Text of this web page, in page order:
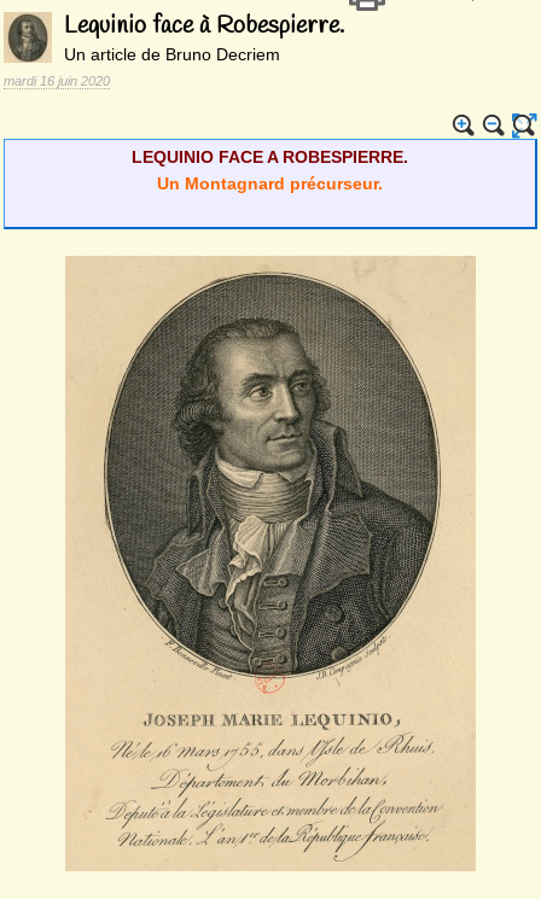
Lequinio face à Robespierre.
Un article de Bruno Decriem
mardi 16 juin 2020
LEQUINIO FACE A ROBESPIERRE.
Un Montagnard précurseur.